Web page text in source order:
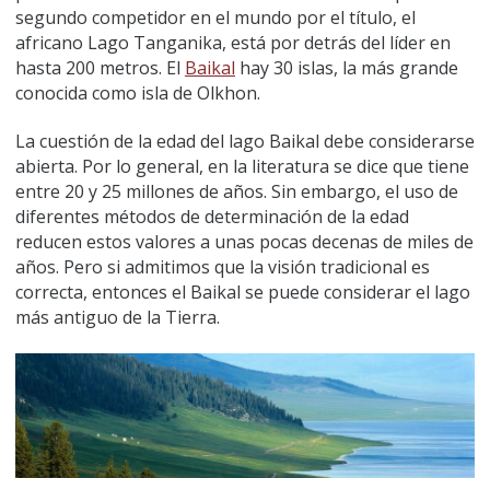
segundo competidor en el mundo por el título, el
africano Lago Tanganika, está por detrás del líder en
hasta 200 metros. El Baikal hay 30 islas, la más grande
conocida como isla de Olkhon.
La cuestión de la edad del lago Baikal debe considerarse
abierta. Por lo general, en la literatura se dice que tiene
entre 20 y 25 millones de años. Sin embargo, el uso de
diferentes métodos de determinación de la edad
reducen estos valores a unas pocas decenas de miles de
años. Pero si admitimos que la visión tradicional es
correcta, entonces el Baikal se puede considerar el lago
más antiguo de la Tierra.